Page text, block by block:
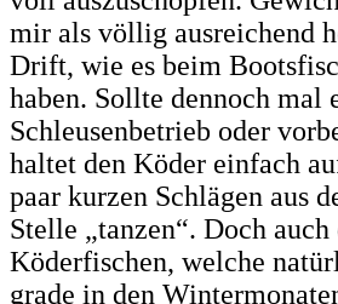
mir als völlig ausreichend
Drift, wie es beim
haben. Sollte dennoch mal
Schleusenbetrieb oder
haltet den Köder einfach
paar kurzen Schlägen aus
Stelle „tanzen“. Doch
Köderfischen, welche
grade in den